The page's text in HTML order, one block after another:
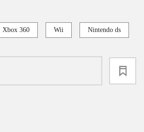
Xbox 360 Wii Nintendo ds